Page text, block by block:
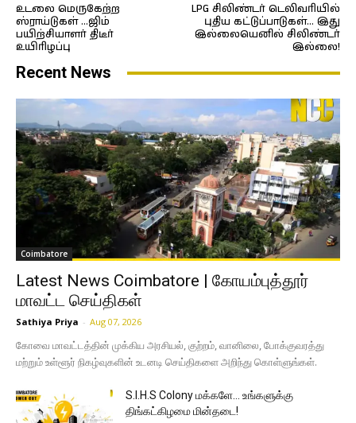
உடலை மெருகேற்ற
ஸ்ராய்டுகள் …ஜிம்
பயிற்சியாளர் திடீர்
உயிரிழப்பு
LPG சிலிண்டர் டெலிவரியில்
புதிய கட்டுப்பாடுகள்… இது
இல்லையெனில் சிலிண்டர்
இல்லை!
Recent News
Coimbatore
Latest News Coimbatore | கோயம்புத்தூர்
மாவட்ட செய்திகள்
Sathiya Priya - Aug 07, 2026
கோவை மாவட்டத்தின் முக்கிய அரசியல், குற்றம், வானிலை, போக்குவரத்து
மற்றும் உள்ளூர் நிகழ்வுகளின் உடனடி செய்திகளை அறிந்து கொள்ளுங்கள்.
S.I.H.S Colony மக்களே… உங்களுக்கு
திங்கட்கிழமை மின்தடை!